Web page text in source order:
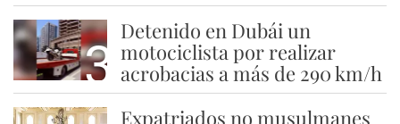
3
Detenido en Dubái un
motociclista por realizar
acrobacias a más de 290 km/h
Expatriados no musulmanes